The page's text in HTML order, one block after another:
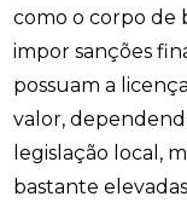
como o corpo de
impor sanções
possuam a
valor,
legislação local,
bastante